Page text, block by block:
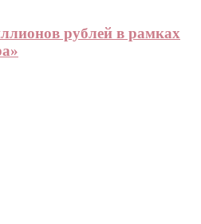
рублей в рамках